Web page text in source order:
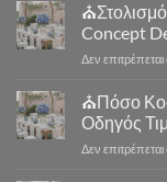
Concept
Δεν
⛪Πόσο
Οδηγός
Δεν